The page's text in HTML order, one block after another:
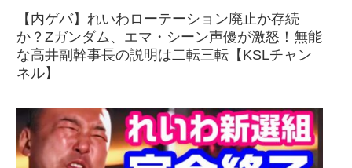
【内ゲバ】れいわローテーション廃止か存続
か？Zガンダム、エマ・シーン声優が激怒！無能
な高井副幹事長の説明は二転三転【KSLチャン
ネル】